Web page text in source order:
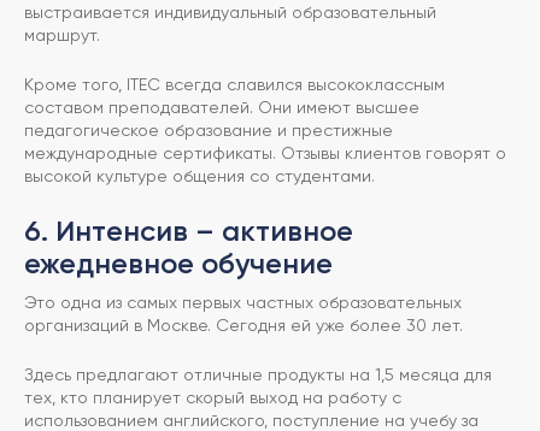
выстраивается индивидуальный образовательный
маршрут.
Кроме того, ITEC всегда славился высококлассным
составом преподавателей. Они имеют высшее
педагогическое образование и престижные
международные сертификаты. Отзывы клиентов говорят о
высокой культуре общения со студентами.
6. Интенсив – активное
ежедневное обучение
Это одна из самых первых частных образовательных
организаций в Москве. Сегодня ей уже более 30 лет.
Здесь предлагают отличные продукты на 1,5 месяца для
тех, кто планирует скорый выход на работу с
использованием английского, поступление на учебу за